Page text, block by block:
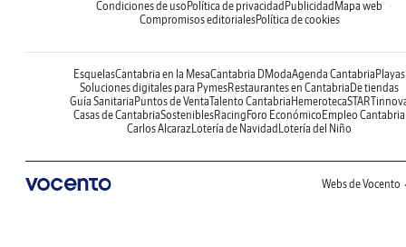
Condiciones de uso Política de privacidad Publicidad Mapa web
Compromisos editorialesPolítica de cookies
EsquelasCantabria en la MesaCantabria DModaAgenda Cantabria Playas
Soluciones digitales para PymesRestaurantes en Cantabria De tiendas
Guía Sanitaria Puntos de VentaTalento Cantabria Hemeroteca
Casas de CantabriaSosteniblesRacing Foro Económico Empleo Cantabria
Carlos AlcarazLotería de Navidad Lotería del Niño
Webs de Vocento